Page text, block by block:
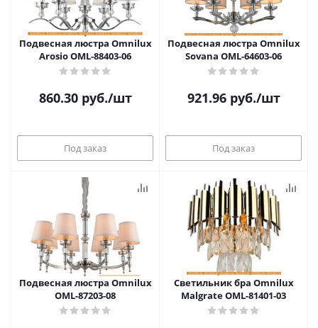
Подвесная люстра Omnilux
Arosio OML-88403-06
860.30руб./шт
Под заказ
Подвесная люстра Omnilux
Sovana OML-64603-06
921.96руб./шт
Под заказ
Подвесная люстра Omnilux
OML-87203-08
Светильник бра Omnilux
Malgrate OML-81401-03